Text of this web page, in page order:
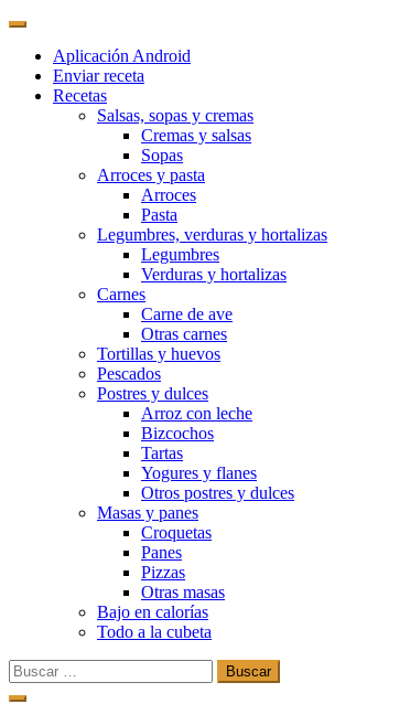
Aplicación Android
Enviar receta
Recetas
Salsas, sopas y cremas
Cremas y salsas
Sopas
Arroces y pasta
Arroces
Pasta
Legumbres, verduras y hortalizas
Legumbres
Verduras y hortalizas
Carnes
Carne de ave
Otras carnes
Tortillas y huevos
Pescados
Postres y dulces
Arroz con leche
Bizcochos
Tartas
Yogures y flanes
Otros postres y dulces
Masas y panes
Croquetas
Panes
Pizzas
Otras masas
Bajo en calorías
Todo a la cubeta
Buscar:
Ir